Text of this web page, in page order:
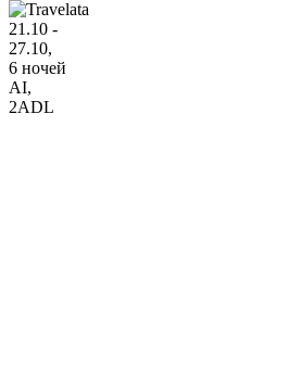
21.10 -
27.10,
6 ночей
AI,
2ADL